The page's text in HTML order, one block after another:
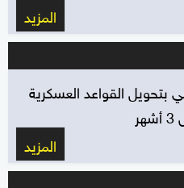
المزيد
القواعد العسكرية
المزيد